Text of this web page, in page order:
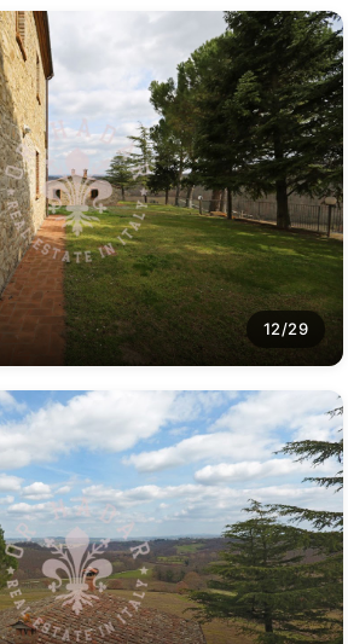
12/29